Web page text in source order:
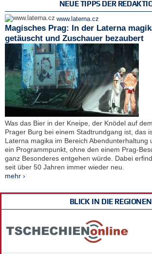
NEUE TIPPS DER
www.laterna.cz
Magisches Prag: In der Laterna
getäuscht und Zuschauer bezaubert
Was das Bier in der Kneipe, der Knödel auf
Prager Burg bei einem Stadtrundgang ist, das
Laterna magika im Bereich Abendunterhaltung
ein Programmpunkt, ohne den einem Prag-
ganz Besonderes entgehen würde. Dabei
seit über 50 Jahren immer wieder neu.
mehr ›
BLICK IN DIE REGIONEN